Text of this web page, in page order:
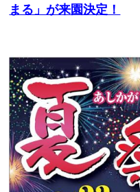
まる」が来園決定！